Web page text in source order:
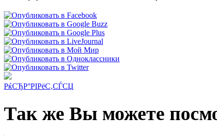
РќСЂР°РІРёС‚СЃСЏ
Так же Вы можете